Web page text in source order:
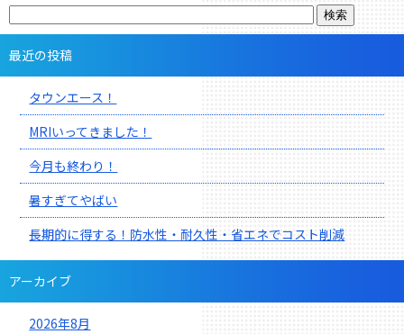
最近の投稿
タウンエース！
MRIいってきました！
今月も終わり！
暑すぎてやばい
長期的に得する！防水性・耐久性・省エネでコスト削減
アーカイブ
2026年8月